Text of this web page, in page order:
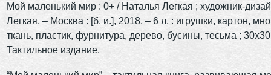
Мой маленький мир : 0+ / Наталья Легкая ; художник-
Легкая. – Москва : [б. и.], 2018. – 6 л. : игрушки, картон,
ткань, пластик, фурнитура, дерево, бусины, тесьма ;
Тактильное издание.